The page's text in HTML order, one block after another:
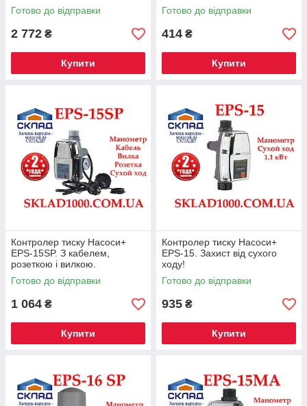
Готово до відправки
2 772 ₴
Купити
Готово до відправки
414 ₴
Купити
Контролер тиску Насоси+
EPS-15SP. З кабелем,
розеткою і вилкою.
Готово до відправки
1 064 ₴
Купити
Контролер тиску Насоси+
EPS-15. Захист від сухого
ходу!
Готово до відправки
935 ₴
Купити